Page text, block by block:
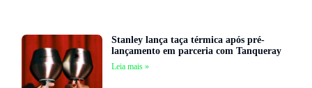
Stanley lança taça térmica após pré-
lançamento em parceria com Tanqueray
Leia mais »